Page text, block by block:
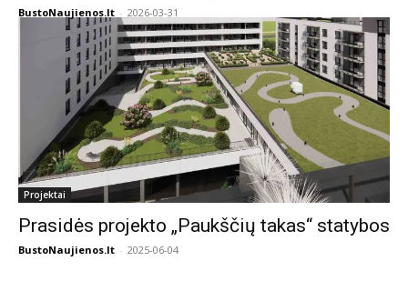
BustoNaujienos.lt - 2026-03-31
Projektai
Prasidės projekto „Paukščių takas“ statybos
BustoNaujienos.lt - 2025-06-04